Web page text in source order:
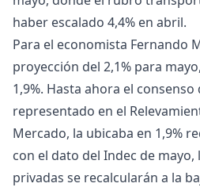
haber escalado 4,4% en abril.
Para el economista Fernando
proyección del 2,1% para
1,9%. Hasta ahora el
representado en el
Mercado, la ubicaba en 1,9%
con el dato del Indec de mayo,
privadas se recalcularán a la